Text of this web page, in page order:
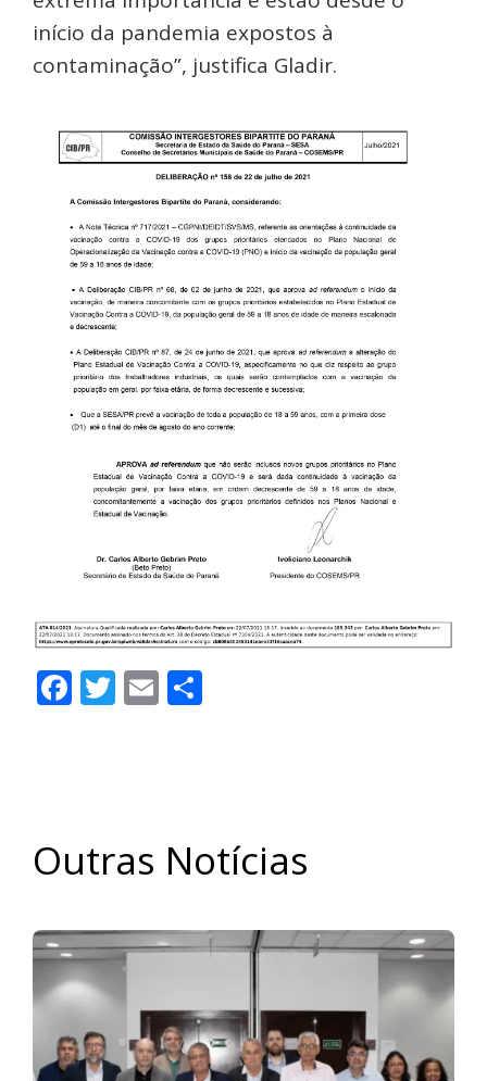
início da pandemia expostos à
contaminação”, justifica Gladir.
Facebook
Twitter
Email
Outras Notícias